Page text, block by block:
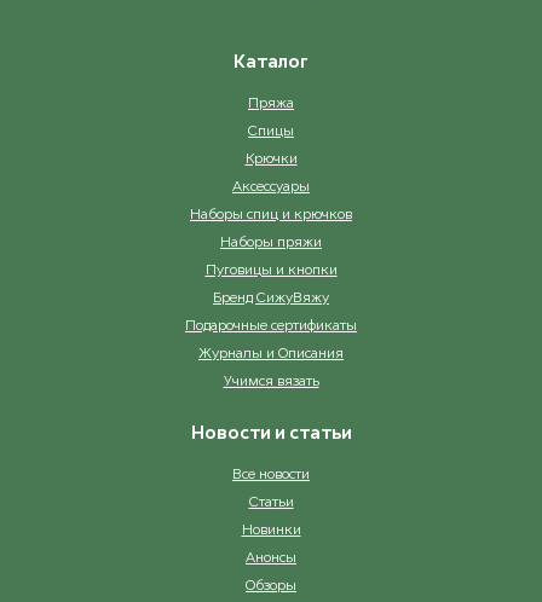
Каталог
Пряжа
Спицы
Крючки
Аксессуары
Наборы спиц и крючков
Наборы пряжи
Пуговицы и кнопки
Бренд СижуВяжу
Подарочные сертификаты
Журналы и Описания
Учимся вязать
Новости и статьи
Все новости
Статьи
Новинки
Анонсы
Обзоры